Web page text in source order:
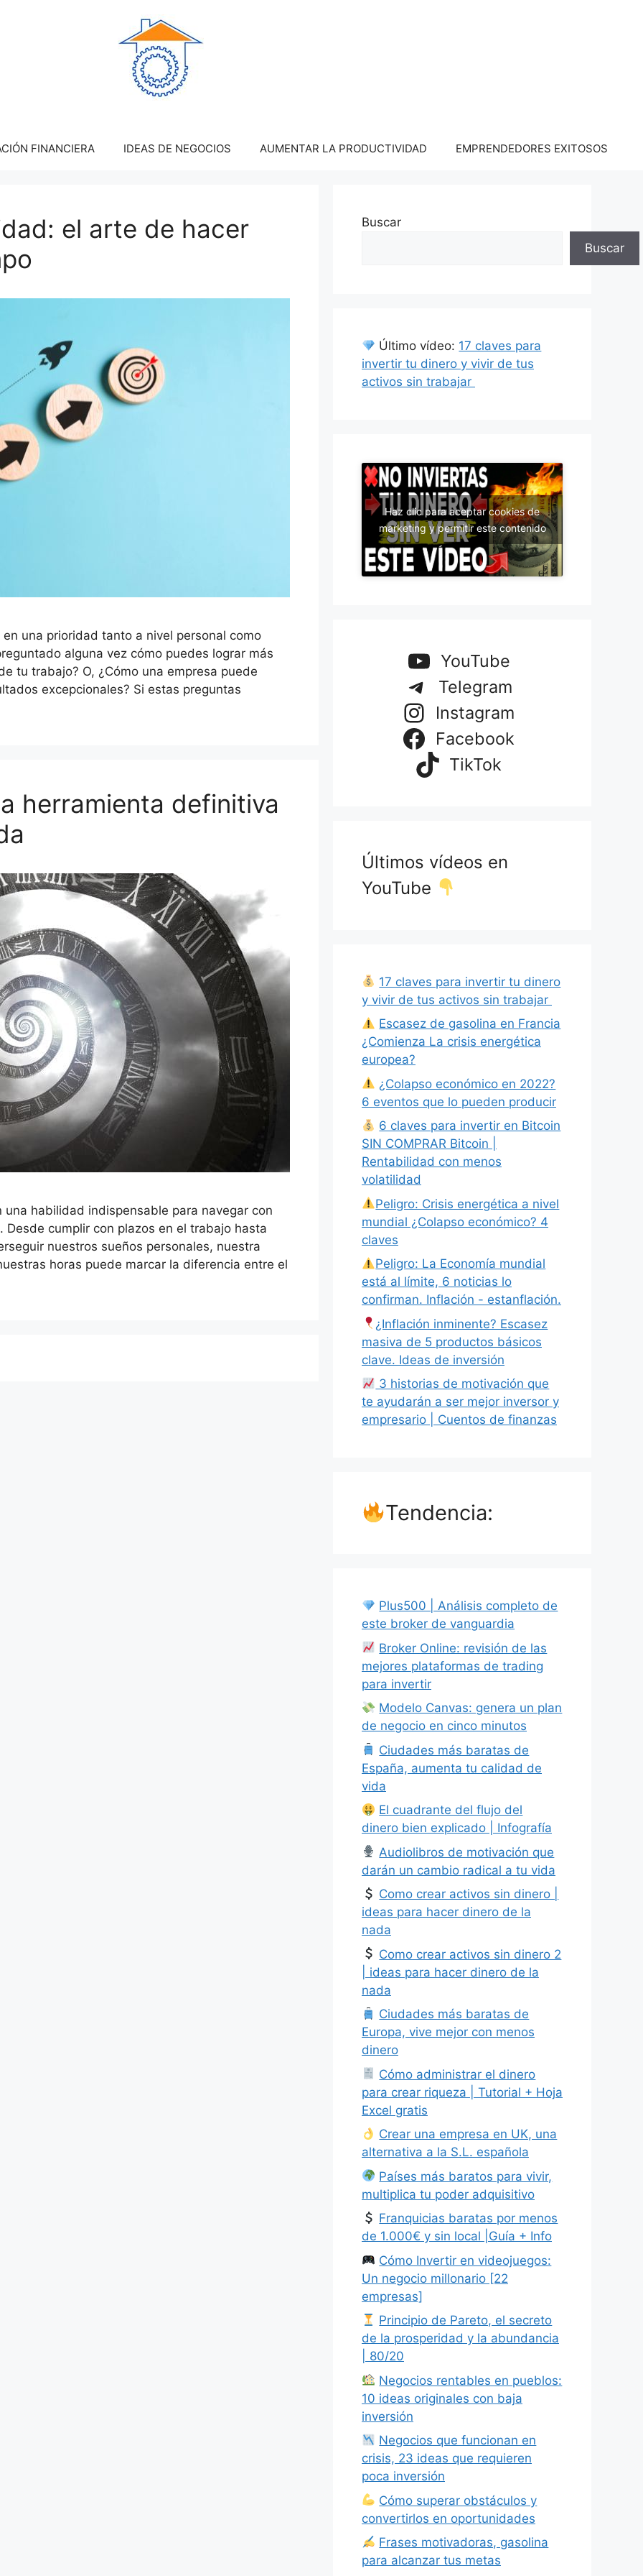
FINANCIERA IDEAS DE NEGOCIOS AUMENTAR LA PRODUCTIVIDAD EMPRENDEDORES EXITOSOS
el arte de hacer
una prioridad tanto a nivel personal como
alguna vez cómo puedes lograr más
tu trabajo? O, ¿Cómo una empresa puede
excepcionales? Si estas preguntas
herramienta definitiva
habilidad indispensable para navegar con
cumplir con plazos en el trabajo hasta
nuestros sueños personales, nuestra
horas puede marcar la diferencia entre el
Buscar
Buscar
Último vídeo: 17 claves para
invertir tu dinero y vivir de tus
activos sin trabajar
Haz clic para aceptar cookies de
marketing y permitir este contenido
YouTube
Telegram
Instagram
Facebook
TikTok
Últimos vídeos en
YouTube
17 claves para invertir tu dinero
y vivir de tus activos sin trabajar
Escasez de gasolina en Francia
¿Comienza La crisis energética
europea?
¿Colapso económico en 2022?
6 eventos que lo pueden producir
6 claves para invertir en Bitcoin
SIN COMPRAR Bitcoin |
Rentabilidad con menos
volatilidad
Peligro: Crisis energética a nivel
mundial ¿Colapso económico? 4
claves
Peligro: La Economía mundial
está al límite, 6 noticias lo
confirman. Inflación - estanflación.
¿Inflación inminente? Escasez
masiva de 5 productos básicos
clave. Ideas de inversión
3 historias de motivación que
te ayudarán a ser mejor inversor y
empresario | Cuentos de finanzas
Tendencia:
Plus500 | Análisis completo de
este broker de vanguardia
Broker Online: revisión de las
mejores plataformas de trading
para invertir
Modelo Canvas: genera un plan
de negocio en cinco minutos
Ciudades más baratas de
España, aumenta tu calidad de
vida
El cuadrante del flujo del
dinero bien explicado | Infografía
Audiolibros de motivación que
darán un cambio radical a tu vida
Como crear activos sin dinero |
ideas para hacer dinero de la
nada
Como crear activos sin dinero 2
| ideas para hacer dinero de la
nada
Ciudades más baratas de
Europa, vive mejor con menos
dinero
Cómo administrar el dinero
para crear riqueza | Tutorial + Hoja
Excel gratis
Crear una empresa en UK, una
alternativa a la S.L. española
Países más baratos para vivir,
multiplica tu poder adquisitivo
Franquicias baratas por menos
de 1.000€ y sin local |Guía + Info
Cómo Invertir en videojuegos:
Un negocio millonario [22
empresas]
Principio de Pareto, el secreto
de la prosperidad y la abundancia
| 80/20
Negocios rentables en pueblos:
10 ideas originales con baja
inversión
Negocios que funcionan en
crisis, 23 ideas que requieren
poca inversión
Cómo superar obstáculos y
convertirlos en oportunidades
Frases motivadoras, gasolina
para alcanzar tus metas